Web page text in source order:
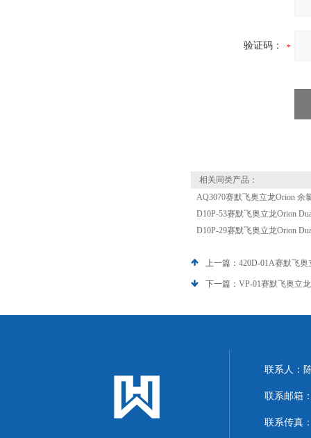
验证码：
相关同类产品：
AQ3070赛默飞奥立龙Orion 余
D10P-53赛默飞奥立龙Orion
D10P-29赛默飞奥立龙Orion
上一篇： 420D-01A赛默飞奥
下一篇： VP-01赛默飞奥立
联系人：
联系邮箱
联系传真